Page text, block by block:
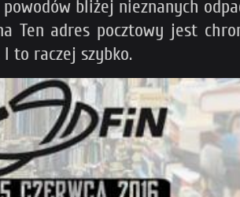
bliżej nieznanych
Ten adres pocztowy jest
I to raczej szybko.